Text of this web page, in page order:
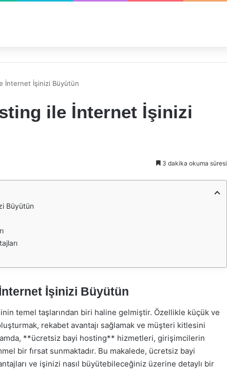
İnternet İşinizi Büyütün
ile İnternet İşinizi
3 dakika okuma süresi
Büyütün
İşinizi Büyütün
temel taşlarından biri haline gelmiştir. Özellikle küçük ve
rekabet avantajı sağlamak ve müşteri kitlesini
**ücretsiz bayi hosting** hizmetleri, girişimcilerin
bir fırsat sunmaktadır. Bu makalede, ücretsiz bayi
ve işinizi nasıl büyütebileceğiniz üzerine detaylı bir